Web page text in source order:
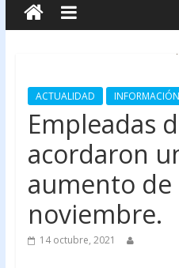
ACTUALIDAD
Empleadas
acordaron
aumento de
noviembre.
14 octubre, 2021